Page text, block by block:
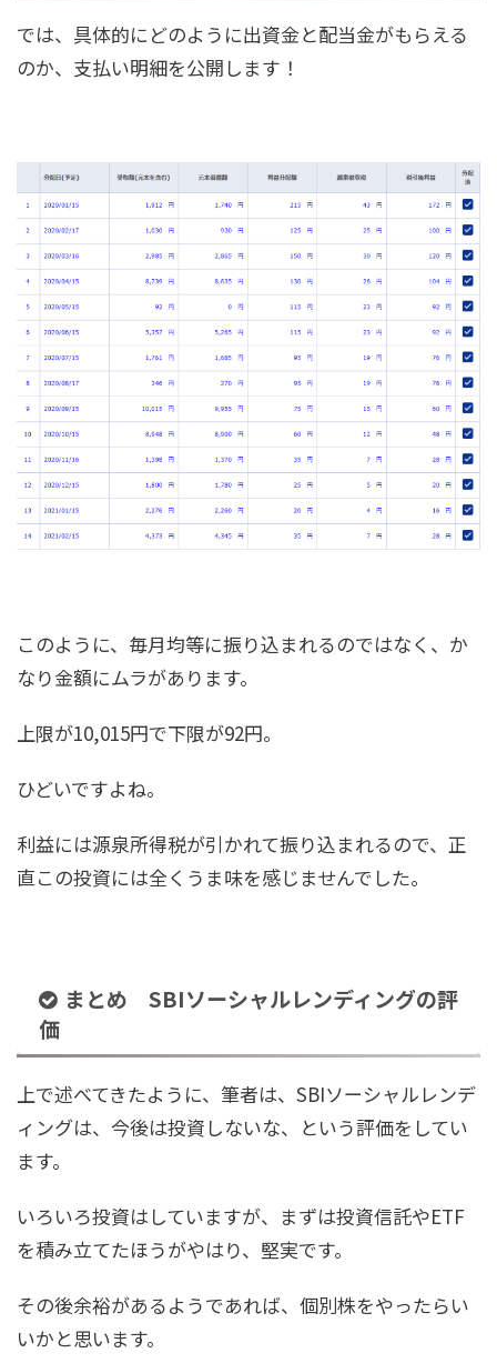
では、具体的にどのように出資金と配当金がもらえる
のか、支払い明細を公開します！
このように、毎月均等に振り込まれるのではなく、か
なり金額にムラがあります。
上限が10,015円で下限が92円。
ひどいですよね。
利益には源泉所得税が引かれて振り込まれるので、正
直この投資には全くうま味を感じませんでした。
まとめ SBIソーシャルレンディングの評
価
上で述べてきたように、筆者は、SBIソーシャルレンデ
ィングは、今後は投資しないな、という評価をしてい
ます。
いろいろ投資はしていますが、まずは投資信託やETF
を積み立てたほうがやはり、堅実です。
その後余裕があるようであれば、個別株をやったらい
いかと思います。